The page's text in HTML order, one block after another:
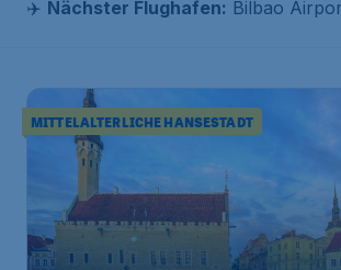
✈️ Nächster Flughafen: Bilbao
MITTELALTERLICHE HANSESTADT